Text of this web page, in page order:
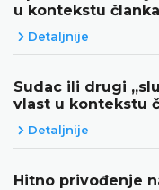
u kontekstu
Detaljnije
Sudac ili drugi
vlast u kontekstu
Detaljnije
Hitno privođenje